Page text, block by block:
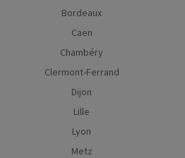
Bordeaux
Caen
Chambéry
Clermont-Ferrand
Dijon
Lille
Lyon
Metz